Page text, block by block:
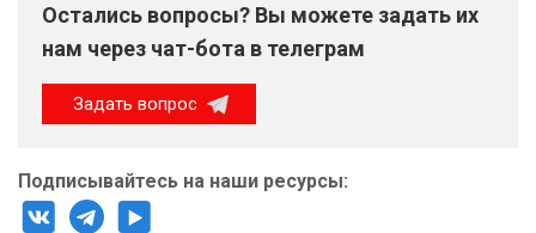
Остались вопросы? Вы можете задать их
нам через чат-бота в телеграм
Задать вопрос
Подписывайтесь на наши ресурсы: